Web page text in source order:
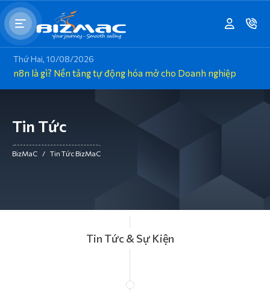
Thứ Hai, 10/08/2026
n8n là gì? Nền tảng tự động hóa mở cho Doanh nghiệp
Tin Tức
BizMaC / Tin Tức BizMaC
Tin Tức & Sự Kiện